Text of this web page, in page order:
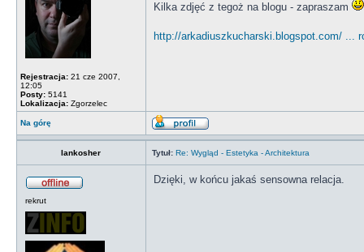
Rejestracja: 21 cze 2007,
12:05
Posty: 5141
Lokalizacja: Zgorzelec
Kilka zdjęć z tegoż na blogu - zapraszam
http://arkadiuszkucharski.blogspot.com/ ...
Na górę
lankosher Tytuł: Re: Wygląd - Estetyka - Architektura
rekrut
Dzięki, w końcu jakaś sensowna relacja.